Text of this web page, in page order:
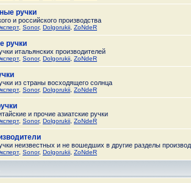
ручки
и российского производства
, Sonor, Dolgorukii ZoNdeR
ручки
итальянских производителей
, Sonor, Dolgorukii ZoNdeR
из страны восходящего солнца
, Sonor, Dolgorukii ZoNdeR
и прочие азиатские ручки
, Sonor, Dolgorukii ZoNdeR
неизвестных и не вошедших в другие разделы
, Sonor, Dolgorukii ZoNdeR